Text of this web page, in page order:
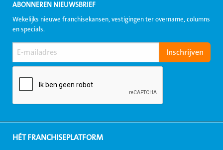
ABONNEREN NIEUWSBRIEF
Wekelijks nieuwe franchisekansen, vestigingen ter overname, columns
en specials.
HÉT FRANCHISEPLATFORM